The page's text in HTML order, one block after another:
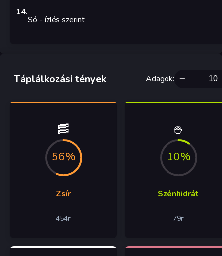
14.
Só - ízlés szerint
Táplálkozási tények Adagok:
🥓
56%
Zsír
454г
🍚
10%
Szénhidrát
79г